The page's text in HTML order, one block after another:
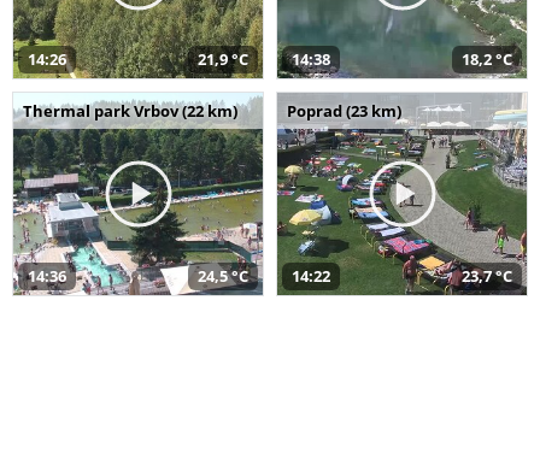
14:26 21,9 °C 14:38 18,2 °C
Thermal park Vrbov (22 km)
14:36 24,5 °C
Poprad (23 km)
14:22 23,7 °C